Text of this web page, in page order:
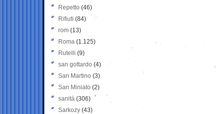
Repetto (46)
Rifiuti (84)
rom (13)
Roma (1.125)
Rutelli (9)
san gottardo (4)
San Martino (3)
San Miniato (2)
sanità (306)
Sarkozy (43)